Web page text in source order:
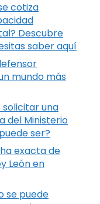
cotiza
Descubre
saber aquí
mundo más
solicitar una
del Ministerio
ser?
exacta de
León en
se puede